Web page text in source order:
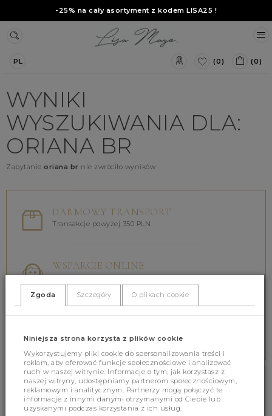
-25% na cały asortyment z kodem LISA25 !
PL (0) (0)
WYNIKI
WYSZUKIWANIA DLA:
ORIANA BR
Zapytanie oriana br nie zwróciło wyników
DARMOWY TRANSPORT
Transakcje powyżej 350 PLN
WSPARCIE ONLINE
Wspieramy online 8.00-16.00
tel. 578 552 642
Zabezpieczamy wszystkie płatności
NEWSLETTER
ZAPISZ SIĘ BEZPŁATNIE NA NEWSLETTER!
Zgoda Szczegóły O plikach cookie
Niniejsza strona korzysta z plików cookie
Wykorzystujemy pliki cookie do spersonalizowania treści i
reklam, aby oferować funkcje społecznościowe i analizować
ruch w naszej witrynie. Informacje o tym, jak korzystasz z
naszej witryny, udostępniamy partnerom społecznościowym,
reklamowym i analitycznym. Partnerzy mogą połączyć te
informacje z innymi danymi otrzymanymi od Ciebie lub
uzyskanymi podczas korzystania z ich usług.